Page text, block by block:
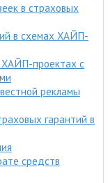
в страховых
в схемах ХАЙП-
ХАЙП-проектах с
рекламы
гарантий в
средств